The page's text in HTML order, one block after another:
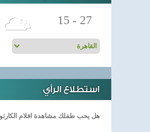
15 - 27
استطلاع الرأي
هل يحب طفلك مشاهدة افلام